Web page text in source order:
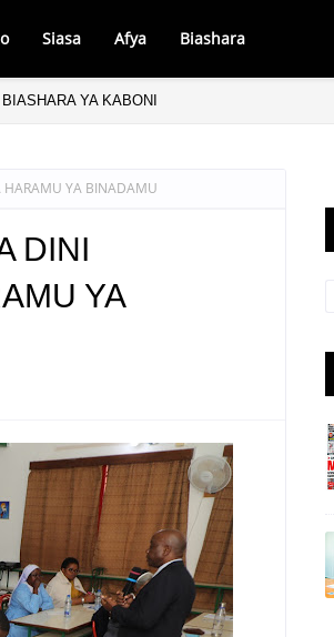
Siasa Afya Biashara
YA KABONI
HARAMU YA BINADAMU
DINI
YA